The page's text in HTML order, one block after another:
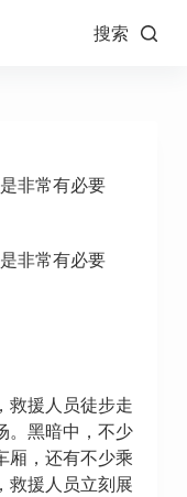
搜索
非常有必要
非常有必要
救援人员徒步走
。黑暗中，不少
厢，还有不少乘
救援人员立刻展